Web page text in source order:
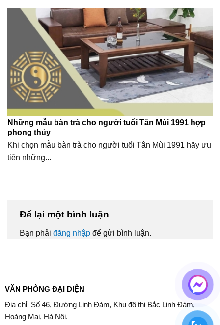
Những mẫu bàn trà cho người tuổi Tân Mùi 1991 hợp
phong thủy
Khi chọn mẫu bàn trà cho người tuổi Tân Mùi 1991 hãy ưu
tiên những...
Để lại một bình luận
Bạn phải đăng nhập để gửi bình luận.
VĂN PHÒNG ĐẠI DIỆN
Địa chỉ: Số 46, Đường Linh Đàm, Khu đô thị Bắc Linh Đàm,
Hoàng Mai, Hà Nội.